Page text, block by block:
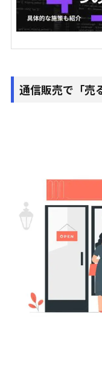
通信販売で「売